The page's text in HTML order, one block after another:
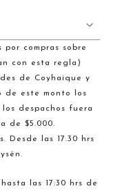
por compras sobre
con esta regla)
de Coyhaique y
de este monto los
despachos fuera
de $5.000.
Desde las 17.30 hrs
las 17:30 hrs de